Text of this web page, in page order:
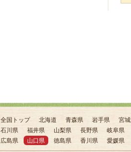
全国トップ 北海道 青森県 岩手県 宮
石川県
福井県 山梨県 長野県 岐阜県
広島県
山口県 徳島県 香川県 愛媛県